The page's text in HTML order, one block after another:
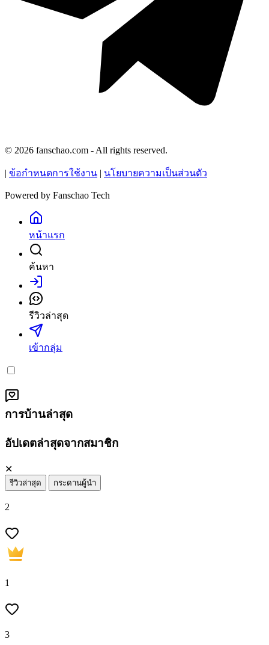
© 2026 fanschao.com - All rights reserved.
ข้อกำหนดการใช้งาน นโยบายความเป็นส่วนตัว
Powered by Fanschao Tech
หน้าแรก
ค้นหา
เข้าสู่ระบบ
รีวิวล่าสุด
เข้ากลุ่ม
การบ้านล่าสุด
อัปเดตล่าสุดจากสมาชิก
✕
รีวิวล่าสุด กระดานผู้นำ
2
1
3